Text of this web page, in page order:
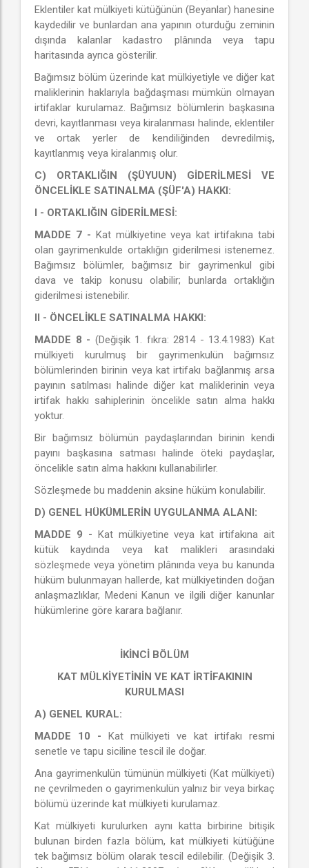
Eklentiler kat mülkiyeti kütüğünün (Beyanlar) hanesine
kaydedilir ve bunlardan ana yapının oturduğu zeminin
dışında kalanlar kadastro plânında veya tapu
haritasında ayrıca gösterilir.
Bağımsız bölüm üzerinde kat mülkiyetiyle ve diğer kat
maliklerinin haklarıyla bağdaşması mümkün olmayan
irtifaklar kurulamaz. Bağımsız bölümlerin başkasına
devri, kayıtlanması veya kiralanması halinde, eklentiler
ve ortak yerler de kendiliğinden devredilmiş,
kayıtlanmış veya kiralanmış olur.
C) ORTAKLIĞIN (ŞÜYUUN) GİDERİLMESİ VE
ÖNCELİKLE SATINALMA (ŞÜF'A) HAKKI:
I - ORTAKLIĞIN GİDERİLMESİ:
MADDE 7 - Kat mülkiyetine veya kat irtifakına tabi
olan gayrimenkulde ortaklığın giderilmesi istenemez.
Bağımsız bölümler, bağımsız bir gayrimenkul gibi
dava ve takip konusu olabilir; bunlarda ortaklığın
giderilmesi istenebilir.
II - ÖNCELİKLE SATINALMA HAKKI:
MADDE 8 - (Değişik 1. fıkra: 2814 - 13.4.1983) Kat
mülkiyeti kurulmuş bir gayrimenkulün bağımsız
bölümlerinden birinin veya kat irtifakı bağlanmış arsa
payının satılması halinde diğer kat maliklerinin veya
irtifak hakkı sahiplerinin öncelikle satın alma hakkı
yoktur.
Bir bağımsız bölümün paydaşlarından birinin kendi
payını başkasına satması halinde öteki paydaşlar,
öncelikle satın alma hakkını kullanabilirler.
Sözleşmede bu maddenin aksine hüküm konulabilir.
D) GENEL HÜKÜMLERİN UYGULANMA ALANI:
MADDE 9 - Kat mülkiyetine veya kat irtifakına ait
kütük kaydında veya kat malikleri arasındaki
sözleşmede veya yönetim plânında veya bu kanunda
hüküm bulunmayan hallerde, kat mülkiyetinden doğan
anlaşmazlıklar, Medeni Kanun ve ilgili diğer kanunlar
hükümlerine göre karara bağlanır.
İKİNCİ BÖLÜM
KAT MÜLKİYETİNİN VE KAT İRTİFAKININ
KURULMASI
A) GENEL KURAL:
MADDE 10 - Kat mülkiyeti ve kat irtifakı resmi
senetle ve tapu siciline tescil ile doğar.
Ana gayrimenkulün tümünün mülkiyeti (Kat mülkiyeti)
ne çevrilmeden o gayrimenkulün yalnız bir veya birkaç
bölümü üzerinde kat mülkiyeti kurulamaz.
Kat mülkiyeti kurulurken aynı katta birbirine bitişik
bulunan birden fazla bölüm, kat mülkiyeti kütüğüne
tek bağımsız bölüm olarak tescil edilebilir. (Değişik 3.